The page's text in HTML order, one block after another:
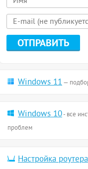
Windows 11—
Windows 10- все
проблем
Настройка роутера